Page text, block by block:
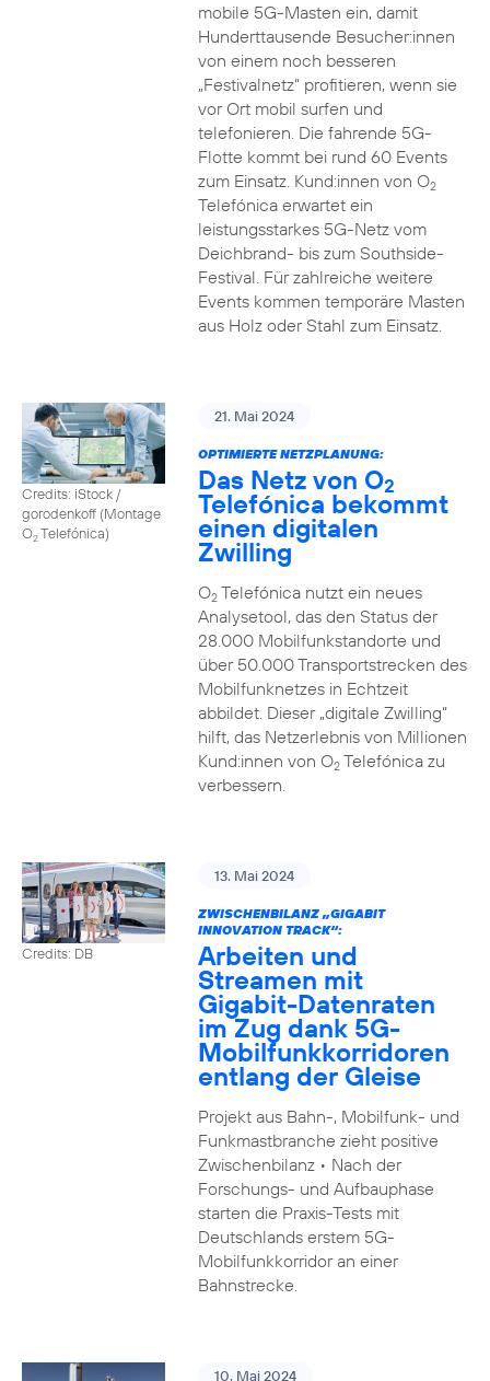
mobile 5G-Masten ein, damit
Hunderttausende Besucher:innen
von einem noch besseren
„Festivalnetz“ profitieren, wenn sie
vor Ort mobil surfen und
telefonieren. Die fahrende 5G-
Flotte kommt bei rund 60 Events
zum Einsatz. Kund:innen von O2
Telefónica erwartet ein
leistungsstarkes 5G-Netz vom
Deichbrand- bis zum Southside-
Festival. Für zahlreiche weitere
Events kommen temporäre Masten
aus Holz oder Stahl zum Einsatz.
Credits: iStock /
gorodenkoff (Montage
O2Telefónica)
21. Mai 2024
OPTIMIERTE NETZPLANUNG:
Das Netz von O2
Telefónica bekommt
einen digitalen
Zwilling
O2Telefónica nutzt ein neues
Analysetool, das den Status der
28.000 Mobilfunkstandorte und
über 50.000 Transportstrecken des
Mobilfunknetzes in Echtzeit
abbildet. Dieser „digitale Zwilling“
hilft, das Netzerlebnis von Millionen
Kund:innen von O2Telefónica zu
verbessern.
Credits: DB
13. Mai 2024
ZWISCHENBILANZ „GIGABIT
INNOVATION TRACK“:
Arbeiten und
Streamen mit
Gigabit-Datenraten
im Zug dank 5G-
Mobilfunkkorridoren
entlang der Gleise
Projekt aus Bahn-, Mobilfunk- und
Funkmastbranche zieht positive
Zwischenbilanz • Nach der
Forschungs- und Aufbauphase
starten die Praxis-Tests mit
Deutschlands erstem 5G-
Mobilfunkkorridor an einer
Bahnstrecke.
10. Mai 2024